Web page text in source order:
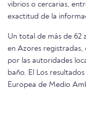
vibrios o cercarias,
exactitud de la
Un total de más de 62
en Azores registradas,
por las autoridades
baño. El Los
Europea de Medio